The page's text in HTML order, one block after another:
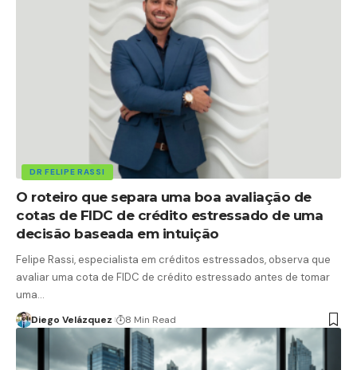
DR FELIPE RASSI
O roteiro que separa uma boa avaliação de
cotas de FIDC de crédito estressado de uma
decisão baseada em intuição
Felipe Rassi, especialista em créditos estressados, observa que
avaliar uma cota de FIDC de crédito estressado antes de tomar
uma…
Diego Velázquez 8 Min Read